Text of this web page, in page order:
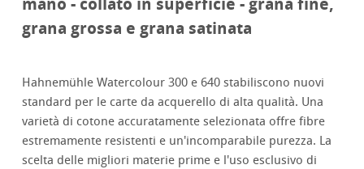
grana grossa e grana satinata
Hahnemühle Watercolour 300 e 640 stabiliscono nuovi
standard per le carte da acquerello di alta qualità. Una
varietà di cotone accuratamente selezionata offre fibre
estremamente resistenti e un'incomparabile purezza. La
scelta delle migliori materie prime e l'uso esclusivo di